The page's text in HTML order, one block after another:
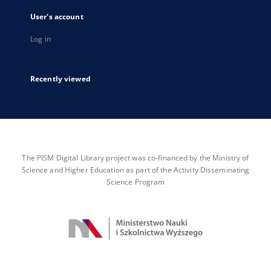
User's account
Log in
Recently viewed
The PISM Digital Library project was co-financed by the Ministry of
Science and Higher Education as part of the Activity Disseminating
Science Program